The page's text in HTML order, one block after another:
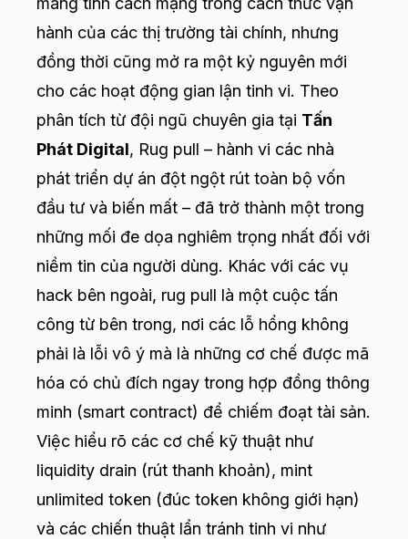
hành của các thị trường tài chính, nhưng
đồng thời cũng mở ra một kỷ nguyên mới
cho các hoạt động gian lận tinh vi. Theo
phân tích từ đội ngũ chuyên gia tại Tấn
Phát Digital, Rug pull – hành vi các nhà
phát triển dự án đột ngột rút toàn bộ vốn
đầu tư và biến mất – đã trở thành một trong
những mối đe dọa nghiêm trọng nhất đối với
niềm tin của người dùng. Khác với các vụ
hack bên ngoài, rug pull là một cuộc tấn
công từ bên trong, nơi các lỗ hổng không
phải là lỗi vô ý mà là những cơ chế được mã
hóa có chủ đích ngay trong hợp đồng thông
minh (smart contract) để chiếm đoạt tài sản.
Việc hiểu rõ các cơ chế kỹ thuật như
liquidity drain (rút thanh khoản), mint
unlimited token (đúc token không giới hạn)
và các chiến thuật lẩn tránh tinh vi như